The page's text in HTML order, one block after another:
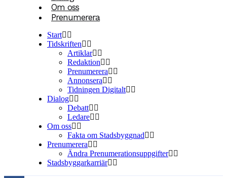
Om oss
Prenumerera
Start
Tidskriften
Artiklar
Redaktion
Prenumerera
Annonsera
Tidningen Digitalt
Dialog
Debatt
Ledare
Om oss
Fakta om Stadsbyggnad
Prenumerera
Ändra Prenumerationsuppgifter
Stadsbyggarkarriär